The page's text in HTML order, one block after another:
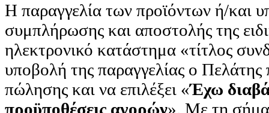
Η παραγγελία των προϊόντων ή/και
συμπλήρωσης και αποστολής της
ηλεκτρονικό κατάστημα «τίτλος
υποβολή της παραγγελίας ο
πώλησης και να επιλέξει «Έχω
προϋποθέσεις αγορών». Με τη